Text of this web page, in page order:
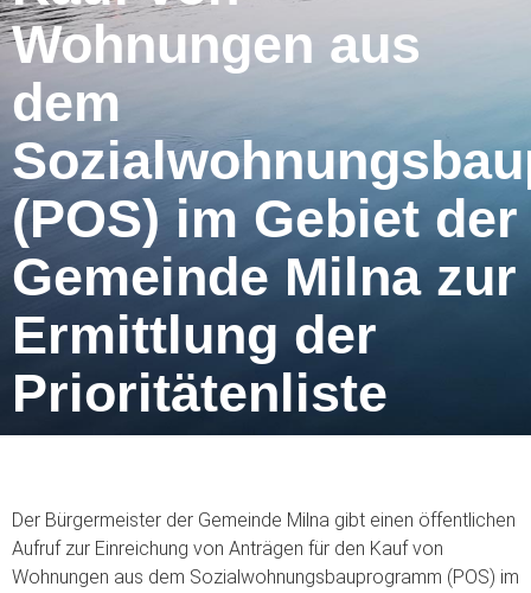
Wohnungen aus
dem
(POS) im Gebiet der
Gemeinde Milna zur
Ermittlung der
Prioritätenliste
Der Bürgermeister der Gemeinde Milna gibt einen öffentlichen
Aufruf zur Einreichung von Anträgen für den Kauf von
Wohnungen aus dem Sozialwohnungsbauprogramm (POS) im